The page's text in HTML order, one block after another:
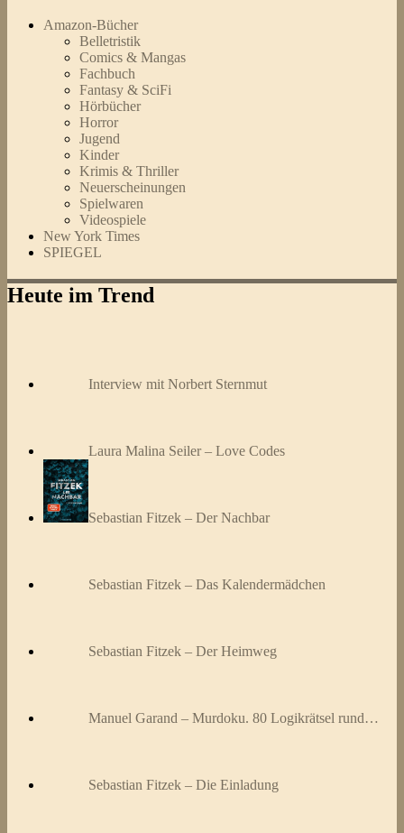
Amazon-Bücher
Belletristik
Comics & Mangas
Fachbuch
Fantasy & SciFi
Hörbücher
Horror
Jugend
Kinder
Krimis & Thriller
Neuerscheinungen
Spielwaren
Videospiele
New York Times
SPIEGEL
Heute im Trend
Interview mit Norbert Sternmut
Laura Malina Seiler – Love Codes
Sebastian Fitzek – Der Nachbar
Sebastian Fitzek – Das Kalendermädchen
Sebastian Fitzek – Der Heimweg
Manuel Garand – Murdoku. 80 Logikrätsel rund…
Sebastian Fitzek – Die Einladung